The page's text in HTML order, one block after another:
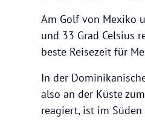
Am Golf von Mexiko
und 33 Grad Celsius
beste Reisezeit für
In der
also an der Küste
reagiert, ist im Süden